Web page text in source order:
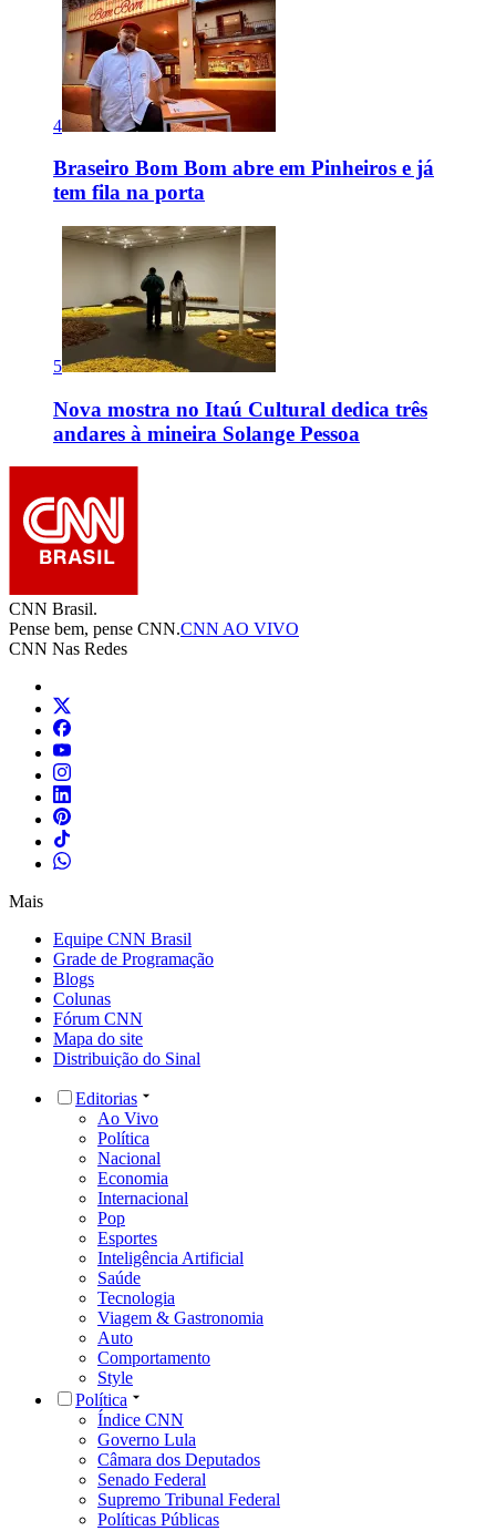
4
Braseiro Bom Bom abre em Pinheiros e já
tem fila na porta
5
Nova mostra no Itaú Cultural dedica três
andares à mineira Solange Pessoa
CNN Brasil.
Pense bem, pense CNN.CNN AO VIVO
CNN Nas Redes
Mais
Equipe CNN Brasil
Grade de Programação
Blogs
Colunas
Fórum CNN
Mapa do site
Distribuição do Sinal
Editorias
Ao Vivo
Política
Nacional
Economia
Internacional
Pop
Esportes
Inteligência Artificial
Saúde
Tecnologia
Viagem & Gastronomia
Auto
Comportamento
Style
Política
Índice CNN
Governo Lula
Câmara dos Deputados
Senado Federal
Supremo Tribunal Federal
Políticas Públicas